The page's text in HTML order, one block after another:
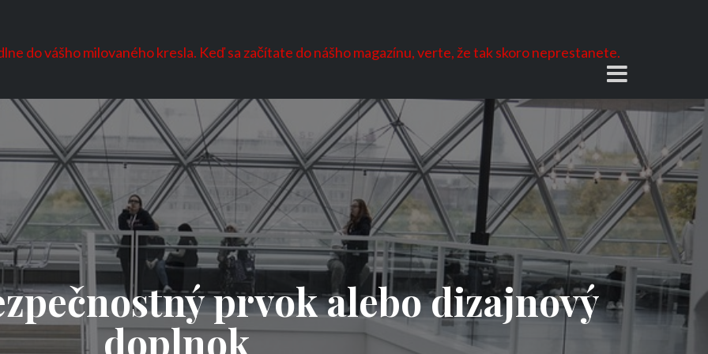
do vášho milovaného kresla. Keď sa začítate do nášho magazínu, verte, že tak skoro neprestanete.
prvok alebo dizajnový
doplnok